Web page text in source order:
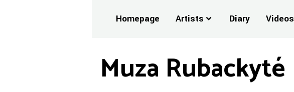
Homepage Artists Diary Videos
Muza Rubackyté